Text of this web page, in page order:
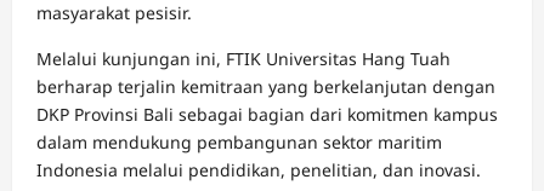
masyarakat pesisir.
Melalui kunjungan ini, FTIK Universitas Hang Tuah
berharap terjalin kemitraan yang berkelanjutan dengan
DKP Provinsi Bali sebagai bagian dari komitmen kampus
dalam mendukung pembangunan sektor maritim
Indonesia melalui pendidikan, penelitian, dan inovasi.